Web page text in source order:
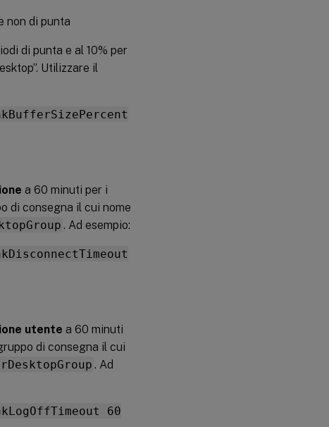
non di punta
di punta e al 10% per
Utilizzare il
a 60 minuti per i
di consegna il cui nome
. Ad esempio:
utente a 60 minuti
di consegna il cui
. Ad
60